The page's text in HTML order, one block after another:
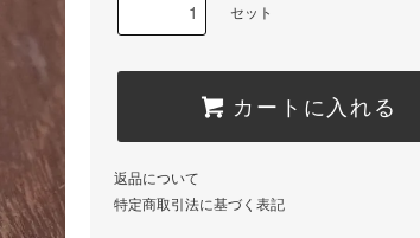
セット
カートに入れる
返品について
特定商取引法に基づく表記